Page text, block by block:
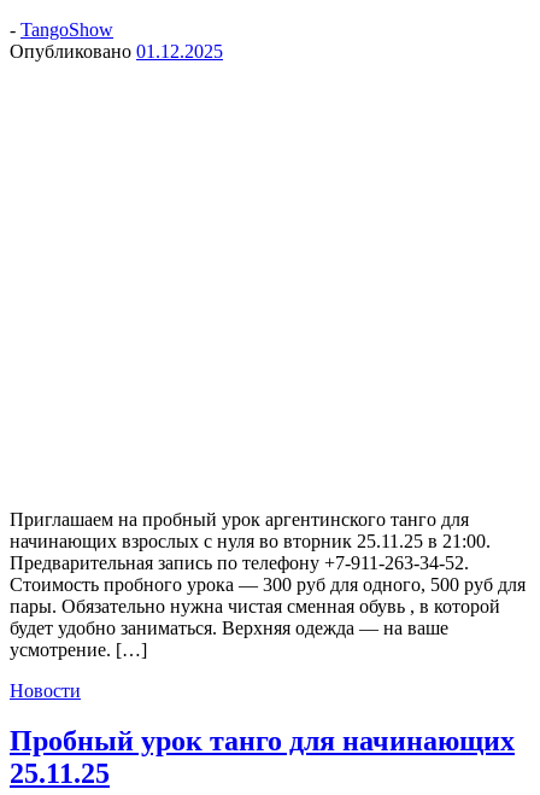
- TangoShow
Опубликовано 01.12.2025
Приглашаем на пробный урок аргентинского танго для
начинающих взрослых с нуля во вторник 25.11.25 в 21:00.
Предварительная запись по телефону +7-911-263-34-52.
Стоимость пробного урока — 300 руб для одного, 500 руб для
пары. Обязательно нужна чистая сменная обувь , в которой
будет удобно заниматься. Верхняя одежда — на ваше
усмотрение. […]
Новости
Пробный урок танго для начинающих
25.11.25